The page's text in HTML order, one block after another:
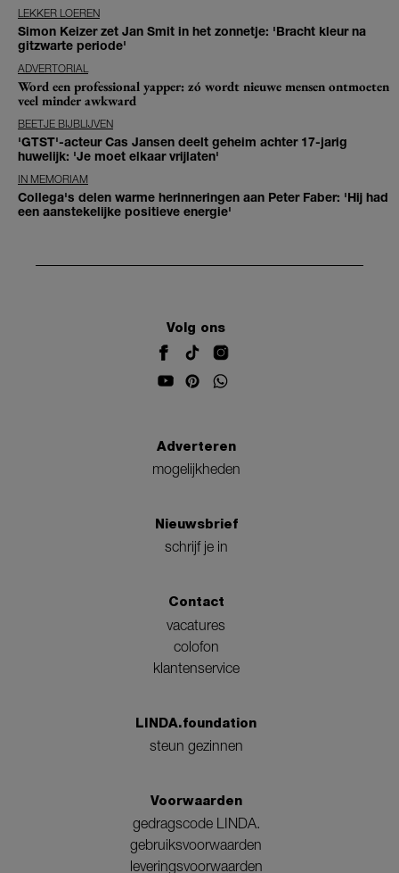
LEKKER LOEREN
Simon Keizer zet Jan Smit in het zonnetje: 'Bracht kleur na
gitzwarte periode'
ADVERTORIAL
Word een professional yapper: zó wordt nieuwe mensen ontmoeten
veel minder awkward
BEETJE BIJBLIJVEN
'GTST'-acteur Cas Jansen deelt geheim achter 17-jarig
huwelijk: 'Je moet elkaar vrijlaten'
IN MEMORIAM
Collega's delen warme herinneringen aan Peter Faber: 'Hij had
een aanstekelijke positieve energie'
Volg ons
Adverteren
mogelijkheden
Nieuwsbrief
schrijf je in
Contact
vacatures
colofon
klantenservice
LINDA.foundation
steun gezinnen
Voorwaarden
gedragscode LINDA.
gebruiksvoorwaarden
leveringsvoorwaarden